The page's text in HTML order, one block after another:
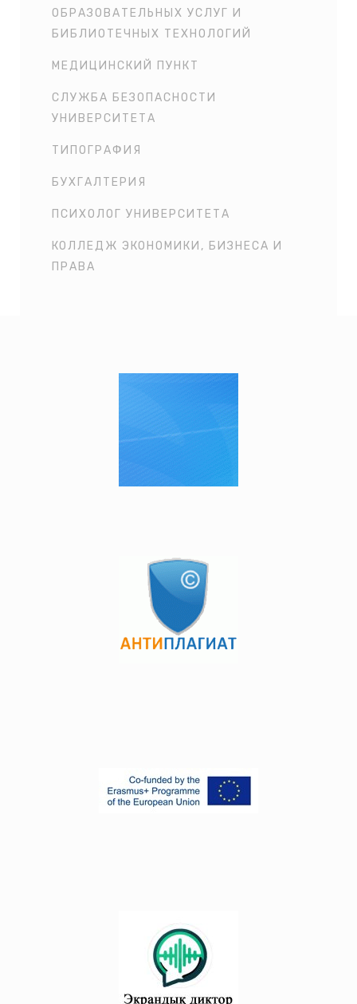
ОБРАЗОВАТЕЛЬНЫХ УСЛУГ И
БИБЛИОТЕЧНЫХ ТЕХНОЛОГИЙ
МЕДИЦИНСКИЙ ПУНКТ
СЛУЖБА БЕЗОПАСНОСТИ
УНИВЕРСИТЕТА
ТИПОГРАФИЯ
БУХГАЛТЕРИЯ
ПСИХОЛОГ УНИВЕРСИТЕТА
КОЛЛЕДЖ ЭКОНОМИКИ, БИЗНЕСА И
ПРАВА